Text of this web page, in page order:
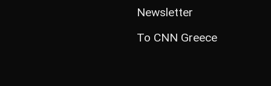
Newsletter
Το CNN Greece